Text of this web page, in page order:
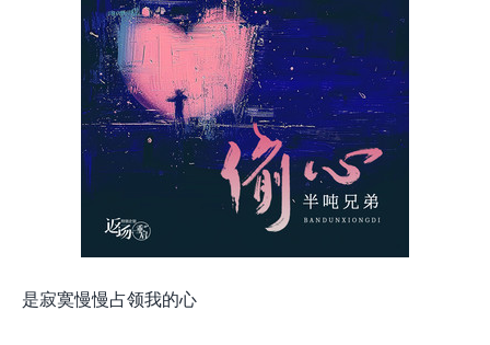
是寂寞慢慢占领我的心